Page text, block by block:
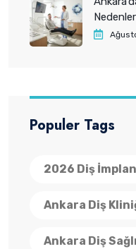
Populer Tags
2026 Diş
Ankara Diş
Ankara Diş